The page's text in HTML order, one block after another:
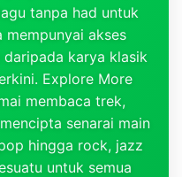
tanpa had untuk
mempunyai akses
karya klasik
Explore More
membaca trek,
senarai main
hingga rock, jazz
untuk semua